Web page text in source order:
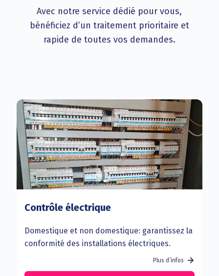
Avec notre service dédié pour vous,
bénéficiez d’un traitement prioritaire et
rapide de toutes vos demandes.
Contrôle électrique
Domestique et non domestique: garantissez la
conformité des installations électriques.
Plus d’infos